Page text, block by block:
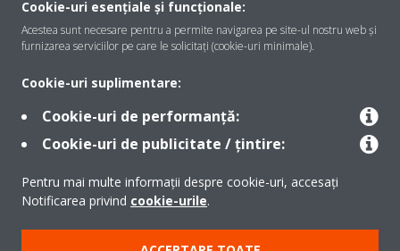
Contact
Produse
Cookie-uri esențiale și funcționale:
Acestea sunt necesare pentru a permite navigarea pe site-ul nostru web și
furnizarea serviciilor pe care le solicitați (cookie-uri minimale).
Cookie-uri suplimentare:
Cookie-uri de performanță:
Cookie-uri de publicitate / țintire:
Pentru mai multe informații despre cookie-uri, accesați
Notificarea privind cookie-urile.